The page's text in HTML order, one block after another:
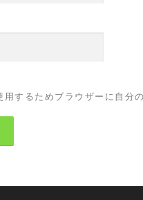
するためブラウザーに自分